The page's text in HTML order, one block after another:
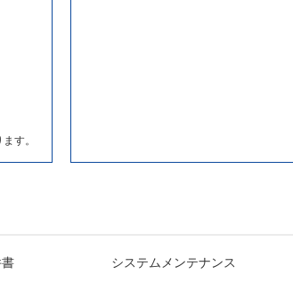
す。
システムメンテナンス